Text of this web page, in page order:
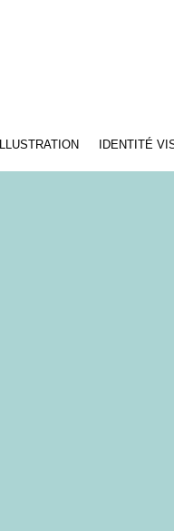
ILLUSTRATION IDENTITÉ